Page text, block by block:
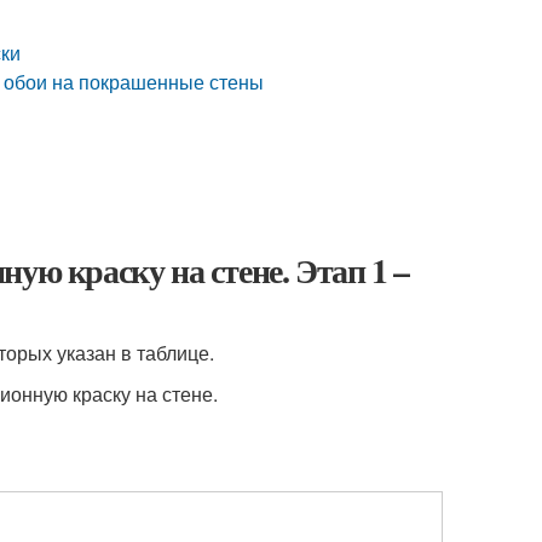
на покрашенные стены
краску на стене. Этап 1 –
указан в таблице.